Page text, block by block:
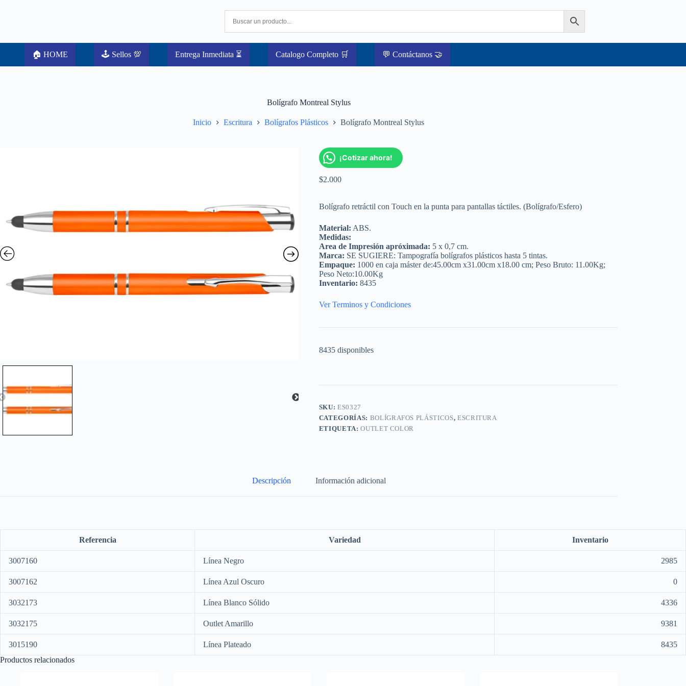
🏠 HOME 🕹️ Sellos 💯 Entrega Inmediata ⏳ Catalogo Completo 🛒 💬 Contáctanos 🤝
Bolígrafo Montreal Stylus
Inicio Escritura Bolígrafos Plásticos Bolígrafo Montreal Stylus
¡Cotizar ahora!
$2.000
Bolígrafo retráctil con Touch en la punta para pantallas táctiles. (Bolígrafo/Esfero)
Material: ABS.
Medidas:
Area de Impresión apróximada: 5 x 0,7 cm.
Marca: SE SUGIERE: Tampografía bolígrafos plásticos hasta 5 tintas.
Empaque: 1000 en caja máster de:45.00cm x31.00cm x18.00 cm; Peso Bruto: 11.00Kg;
Peso Neto:10.00Kg
Inventario: 8435
Ver Terminos y Condiciones
8435 disponibles
SKU:ES0327
CATEGORÍAS: BOLÍGRAFOS PLÁSTICOS, ESCRITURA
ETIQUETA:OUTLET COLOR
Descripción Información adicional
Referencia Variedad Inventario
3007160 Línea Negro 2985
3007162 Línea Azul Oscuro 0
3032173 Línea Blanco Sólido 4336
3032175 Outlet Amarillo 9381
3015190 Línea Plateado
8435
Productos relacionados